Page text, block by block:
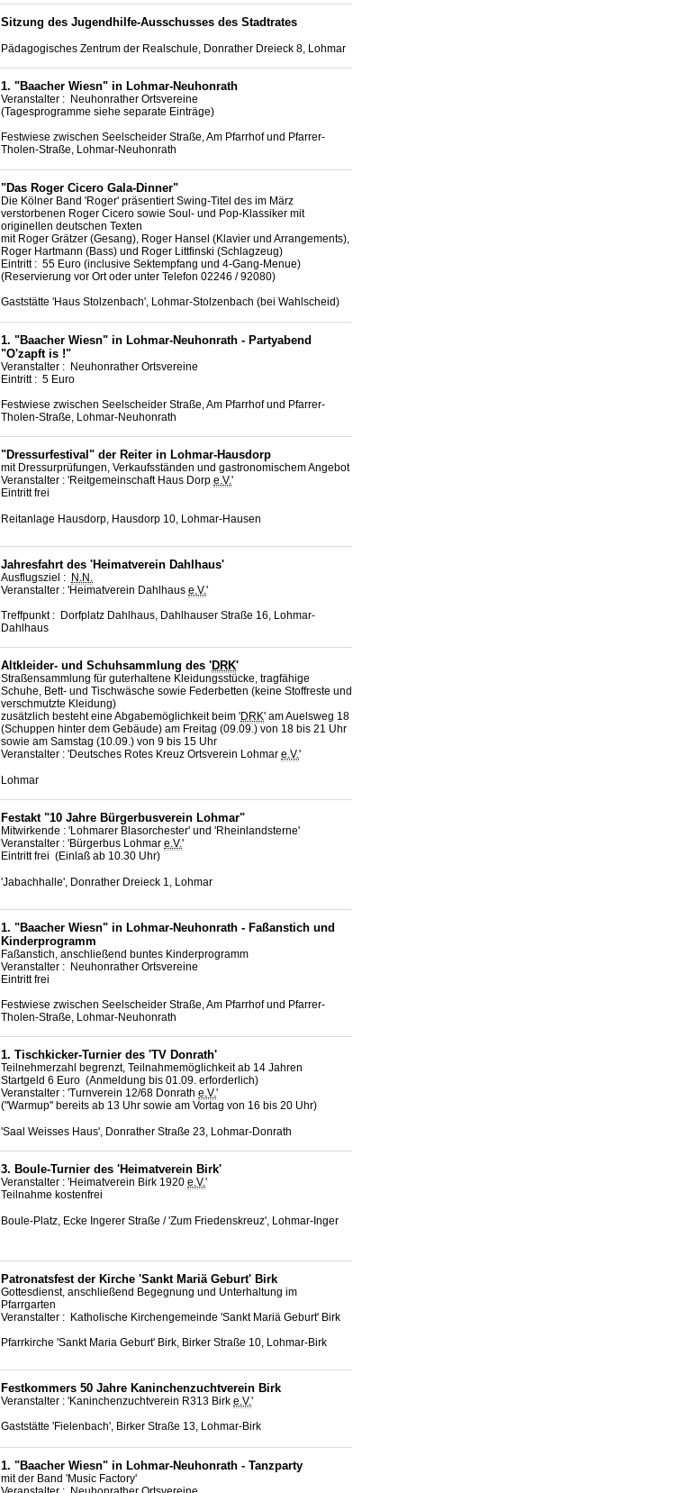
Sitzung des Jugendhilfe-Ausschusses des Stadtrates
Pädagogisches Zentrum der Realschule, Donrather Dreieck 8, Lohmar
1. "Baacher Wiesn" in Lohmar-Neuhonrath
Veranstalter : Neuhonrather Ortsvereine
(Tagesprogramme siehe separate Einträge)
Festwiese zwischen Seelscheider Straße, Am Pfarrhof und Pfarrer-
Tholen-Straße, Lohmar-Neuhonrath
"Das Roger Cicero Gala-Dinner"
Die Kölner Band 'Roger' präsentiert Swing-Titel des im März
verstorbenen Roger Cicero sowie Soul- und Pop-Klassiker mit
originellen deutschen Texten
mit Roger Grätzer (Gesang), Roger Hansel (Klavier und Arrangements),
Roger Hartmann (Bass) und Roger Littfinski (Schlagzeug)
Eintritt : 55 Euro (inclusive Sektempfang und 4-Gang-Menue)
(Reservierung vor Ort oder unter Telefon 02246 / 92080)
Gaststätte 'Haus Stolzenbach', Lohmar-Stolzenbach (bei Wahlscheid)
1. "Baacher Wiesn" in Lohmar-Neuhonrath - Partyabend
"O'zapft is !"
Veranstalter : Neuhonrather Ortsvereine
Eintritt : 5 Euro
Festwiese zwischen Seelscheider Straße, Am Pfarrhof und Pfarrer-
Tholen-Straße, Lohmar-Neuhonrath
"Dressurfestival" der Reiter in Lohmar-Hausdorp
mit Dressurprüfungen, Verkaufsständen und gastronomischem Angebot
Veranstalter : 'Reitgemeinschaft Haus Dorp e.V.'
Eintritt frei
Reitanlage Hausdorp, Hausdorp 10, Lohmar-Hausen
Jahresfahrt des 'Heimatverein Dahlhaus'
Ausflugsziel : N.N.
Veranstalter : 'Heimatverein Dahlhaus e.V.'
Treffpunkt : Dorfplatz Dahlhaus, Dahlhauser Straße 16, Lohmar-
Dahlhaus
Altkleider- und Schuhsammlung des 'DRK'
Straßensammlung für guterhaltene Kleidungsstücke, tragfähige
Schuhe, Bett- und Tischwäsche sowie Federbetten (keine Stoffreste und
verschmutzte Kleidung)
zusätzlich besteht eine Abgabemöglichkeit beim 'DRK' am Auelsweg 18
(Schuppen hinter dem Gebäude) am Freitag (09.09.) von 18 bis 21 Uhr
sowie am Samstag (10.09.) von 9 bis 15 Uhr
Veranstalter : 'Deutsches Rotes Kreuz Ortsverein Lohmar e.V.'
Lohmar
Festakt "10 Jahre Bürgerbusverein Lohmar"
Mitwirkende : 'Lohmarer Blasorchester' und 'Rheinlandsterne'
Veranstalter : 'Bürgerbus Lohmar e.V.'
Eintritt frei (Einlaß ab 10.30 Uhr)
'Jabachhalle', Donrather Dreieck 1, Lohmar
1. "Baacher Wiesn" in Lohmar-Neuhonrath - Faßanstich und
Kinderprogramm
Faßanstich, anschließend buntes Kinderprogramm
Veranstalter : Neuhonrather Ortsvereine
Eintritt frei
Festwiese zwischen Seelscheider Straße, Am Pfarrhof und Pfarrer-
Tholen-Straße, Lohmar-Neuhonrath
1. Tischkicker-Turnier des 'TV Donrath'
Teilnehmerzahl begrenzt, Teilnahmemöglichkeit ab 14 Jahren
Startgeld 6 Euro (Anmeldung bis 01.09. erforderlich)
Veranstalter : 'Turnverein 12/68 Donrath e.V.'
("Warmup" bereits ab 13 Uhr sowie am Vortag von 16 bis 20 Uhr)
'Saal Weisses Haus', Donrather Straße 23, Lohmar-Donrath
3. Boule-Turnier des 'Heimatverein Birk'
Veranstalter : 'Heimatverein Birk 1920 e.V.'
Teilnahme kostenfrei
Boule-Platz, Ecke Ingerer Straße / 'Zum Friedenskreuz', Lohmar-Inger
Patronatsfest der Kirche 'Sankt Mariä Geburt' Birk
Gottesdienst, anschließend Begegnung und Unterhaltung im
Pfarrgarten
Veranstalter : Katholische Kirchengemeinde 'Sankt Mariä Geburt' Birk
Pfarrkirche 'Sankt Maria Geburt' Birk, Birker Straße 10, Lohmar-Birk
Festkommers 50 Jahre Kaninchenzuchtverein Birk
Veranstalter : 'Kaninchenzuchtverein R313 Birk e.V.'
Gaststätte 'Fielenbach', Birker Straße 13, Lohmar-Birk
1. "Baacher Wiesn" in Lohmar-Neuhonrath - Tanzparty
mit der Band 'Music Factory'